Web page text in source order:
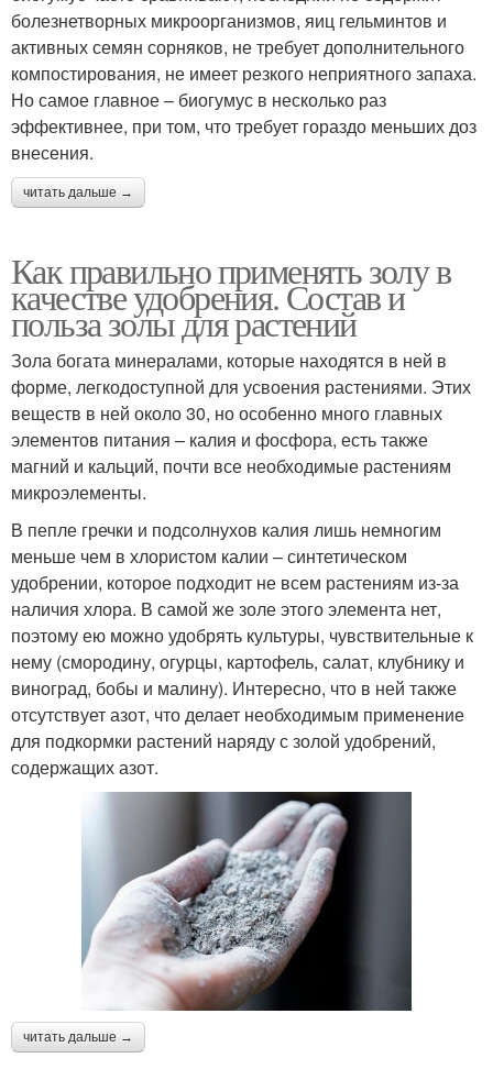
болезнетворных микроорганизмов, яиц гельминтов и
активных семян сорняков, не требует дополнительного
компостирования, не имеет резкого неприятного запаха.
Но самое главное – биогумус в несколько раз
эффективнее, при том, что требует гораздо меньших доз
внесения.
читать дальше →
Как правильно применять золу в
качестве удобрения. Состав и
польза золы для растений
Зола богата минералами, которые находятся в ней в
форме, легкодоступной для усвоения растениями. Этих
веществ в ней около 30, но особенно много главных
элементов питания – калия и фосфора, есть также
магний и кальций, почти все необходимые растениям
микроэлементы.
В пепле гречки и подсолнухов калия лишь немногим
меньше чем в хлористом калии – синтетическом
удобрении, которое подходит не всем растениям из-за
наличия хлора. В самой же золе этого элемента нет,
поэтому ею можно удобрять культуры, чувствительные к
нему (смородину, огурцы, картофель, салат, клубнику и
виноград, бобы и малину). Интересно, что в ней также
отсутствует азот, что делает необходимым применение
для подкормки растений наряду с золой удобрений,
содержащих азот.
читать дальше →